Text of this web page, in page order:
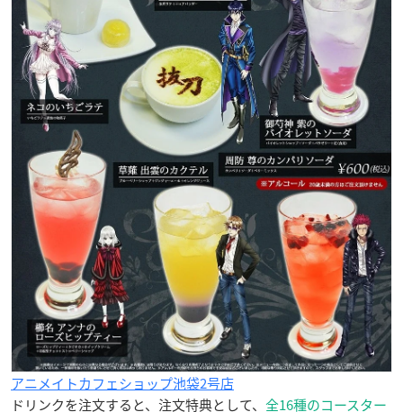
アニメイトカフェショップ池袋2号店
ドリンクを注文すると、注文特典として、 全16種のコースター